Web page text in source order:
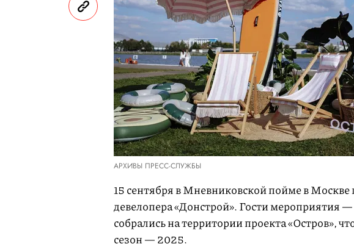
АРХИВЫ ПРЕСС-СЛУЖБЫ
15 сентября в Мневниковской пойме в
девелопера «Донстрой». Гости мероприятия
собрались на территории проекта «Остров»,
сезон — 2025.